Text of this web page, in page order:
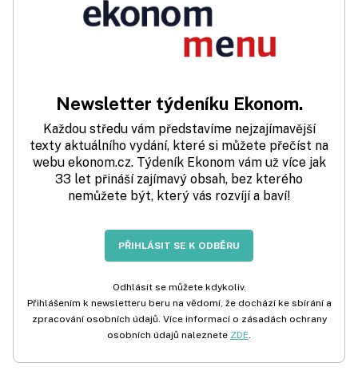
Newsletter týdeníku Ekonom.
Každou středu vám představíme nejzajímavější
texty aktuálního vydání, které si můžete přečíst na
webu ekonom.cz. Týdeník Ekonom vám už více jak
33 let přináší zajímavý obsah, bez kterého
nemůžete být, který vás rozvíjí a baví!
PŘIHLÁSIT SE K ODBĚRU
Odhlásit se můžete kdykoliv.
Přihlášením k newsletteru beru na vědomí, že dochází ke sbírání a
zpracování osobních údajů. Více informací o zásadách ochrany
osobních údajů naleznete ZDE.